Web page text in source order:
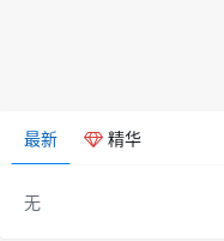
最新 精华
无